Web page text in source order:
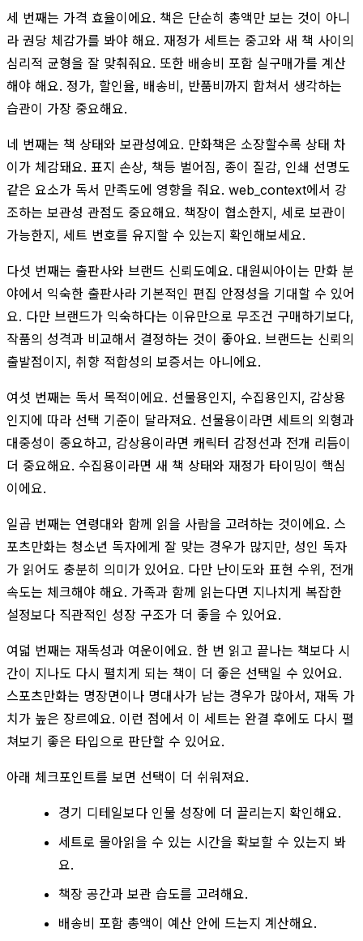
세 번째는 가격 효율이에요. 책은 단순히 총액만 보는 것이 아니
라 권당 체감가를 봐야 해요. 재정가 세트는 중고와 새 책 사이의
심리적 균형을 잘 맞춰줘요. 또한 배송비 포함 실구매가를 계산
해야 해요. 정가, 할인율, 배송비, 반품비까지 합쳐서 생각하는
습관이 가장 중요해요.
네 번째는 책 상태와 보관성예요. 만화책은 소장할수록 상태 차
이가 체감돼요. 표지 손상, 책등 벌어짐, 종이 질감, 인쇄 선명도
같은 요소가 독서 만족도에 영향을 줘요. web_context에서 강
조하는 보관성 관점도 중요해요. 책장이 협소한지, 세로 보관이
가능한지, 세트 번호를 유지할 수 있는지 확인해보세요.
다섯 번째는 출판사와 브랜드 신뢰도예요. 대원씨아이는 만화 분
야에서 익숙한 출판사라 기본적인 편집 안정성을 기대할 수 있어
요. 다만 브랜드가 익숙하다는 이유만으로 무조건 구매하기보다,
작품의 성격과 비교해서 결정하는 것이 좋아요. 브랜드는 신뢰의
출발점이지, 취향 적합성의 보증서는 아니에요.
여섯 번째는 독서 목적이에요. 선물용인지, 수집용인지, 감상용
인지에 따라 선택 기준이 달라져요. 선물용이라면 세트의 외형과
대중성이 중요하고, 감상용이라면 캐릭터 감정선과 전개 리듬이
더 중요해요. 수집용이라면 새 책 상태와 재정가 타이밍이 핵심
이에요.
일곱 번째는 연령대와 함께 읽을 사람을 고려하는 것이에요. 스
포츠만화는 청소년 독자에게 잘 맞는 경우가 많지만, 성인 독자
가 읽어도 충분히 의미가 있어요. 다만 난이도와 표현 수위, 전개
속도는 체크해야 해요. 가족과 함께 읽는다면 지나치게 복잡한
설정보다 직관적인 성장 구조가 더 좋을 수 있어요.
여덟 번째는 재독성과 여운이에요. 한 번 읽고 끝나는 책보다 시
간이 지나도 다시 펼치게 되는 책이 더 좋은 선택일 수 있어요.
스포츠만화는 명장면이나 명대사가 남는 경우가 많아서, 재독 가
치가 높은 장르예요. 이런 점에서 이 세트는 완결 후에도 다시 펼
쳐보기 좋은 타입으로 판단할 수 있어요.
아래 체크포인트를 보면 선택이 더 쉬워져요.
경기 디테일보다 인물 성장에 더 끌리는지 확인해요.
세트로 몰아읽을 수 있는 시간을 확보할 수 있는지 봐
요.
책장 공간과 보관 습도를 고려해요.
배송비 포함 총액이 예산 안에 드는지 계산해요.